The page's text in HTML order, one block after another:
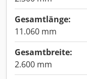
Gesamtlänge:
11.060 mm
Gesamtbreite:
2.600 mm